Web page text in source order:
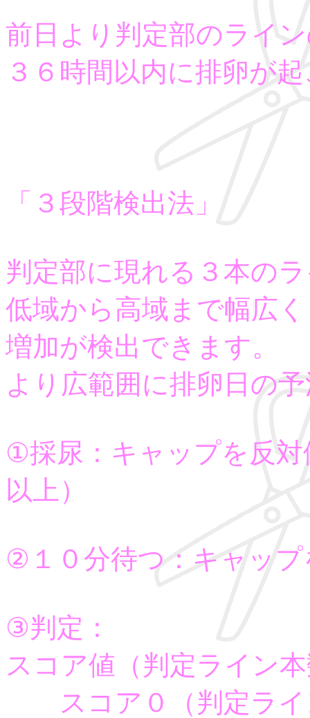
前日より判定部のライ
３６時間以内に排卵が
「３段階検出法」
判定部に現れる３本の
低域から高域まで幅広
増加が検出できます。
より広範囲に排卵日の
①採尿：キャップを反
以上）
②１０分待つ：キャッ
③判定：
スコア値（判定ライン
スコア０（判定ライ